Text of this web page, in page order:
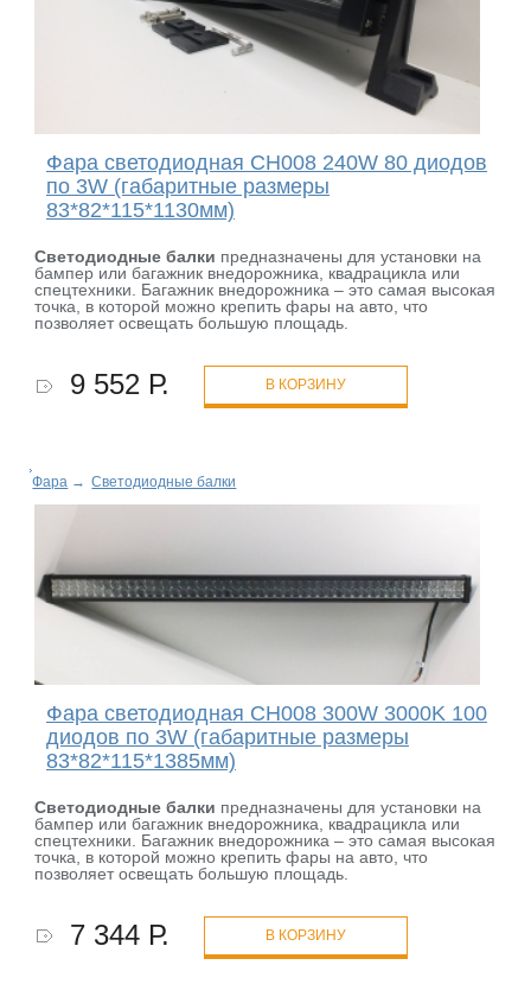
Фара светодиодная CH008 240W 80 диодов
по 3W (габаритные размеры
83*82*115*1130мм)
Светодиодные балки предназначены для установки на
бампер или багажник внедорожника, квадрацикла или
спецтехники. Багажник внедорожника – это самая высокая
точка, в которой можно крепить фары на авто, что
позволяет освещать большую площадь.
9 552 Р. В КОРЗИНУ
Фара → Светодиодные балки
Фара светодиодная CH008 300W 3000K 100
диодов по 3W (габаритные размеры
83*82*115*1385мм)
Светодиодные балки предназначены для установки на
бампер или багажник внедорожника, квадрацикла или
спецтехники. Багажник внедорожника – это самая высокая
точка, в которой можно крепить фары на авто, что
позволяет освещать большую площадь.
7 344 Р. В КОРЗИНУ